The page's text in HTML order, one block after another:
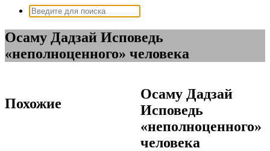
Поиск:
Осаму Дадзай Исповедь
«неполноценного» человека
Осаму Дадзай
Исповедь
«неполноценного»
человека
Похожие